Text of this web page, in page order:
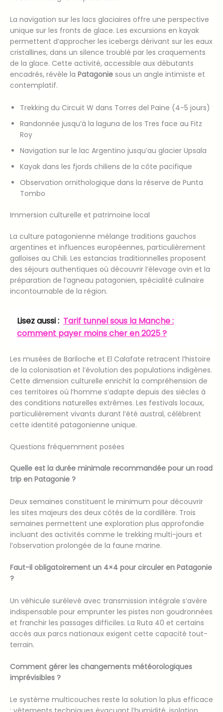
La navigation sur les lacs glaciaires offre une perspective
unique sur les fronts de glace. Les excursions en kayak
permettent d’approcher les icebergs dérivant sur les eaux
cristallines, dans un silence troublé par les craquements
de la glace. Cette activité, accessible aux débutants
encadrés, révèle la Patagonie sous un angle intimiste et
contemplatif.
Trekking du Circuit W dans Torres del Paine (4-5 jours)
Randonnée jusqu’à la laguna de los Tres face au Fitz
Roy
Navigation sur le lac Argentino jusqu’au glacier Upsala
Kayak dans les fjords chiliens de la côte pacifique
Observation ornithologique dans la réserve de Punta
Tombo
Immersion culturelle et patrimoine local
La culture patagonienne mélange traditions gauchos
argentines et influences européennes, particulièrement
galloises au Chili. Les estancias traditionnelles proposent
des séjours authentiques où découvrir l’élevage ovin et la
préparation de l’agneau patagonien, spécialité culinaire
incontournable de la région.
Lisez aussi : Tarif tunnel sous la Manche :
comment payer moins cher en 2025 ?
Les musées de Bariloche et El Calafate retracent l’histoire
de la colonisation et l’évolution des populations indigènes.
Cette dimension culturelle enrichit la compréhension de
ces territoires où l’homme s’adapte depuis des siècles à
des conditions naturelles extrêmes. Les festivals locaux,
particulièrement vivants durant l’été austral, célèbrent
cette identité patagonienne unique.
Questions fréquemment posées
Quelle est la durée minimale recommandée pour un road
trip en Patagonie ?
Deux semaines constituent le minimum pour découvrir
les sites majeurs des deux côtés de la cordillère. Trois
semaines permettent une exploration plus approfondie
incluant des activités comme le trekking multi-jours et
l’observation prolongée de la faune marine.
Faut-il obligatoirement un 4×4 pour circuler en Patagonie
?
Un véhicule surélevé avec transmission intégrale s’avère
indispensable pour emprunter les pistes non goudronnées
et franchir les passages difficiles. La Ruta 40 et certains
accès aux parcs nationaux exigent cette capacité tout-
terrain.
Comment gérer les changements météorologiques
imprévisibles ?
Le système multicouches reste la solution la plus efficace